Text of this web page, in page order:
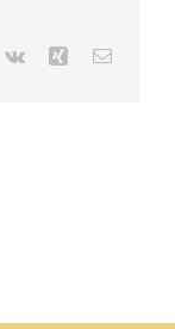
Vk XingE-